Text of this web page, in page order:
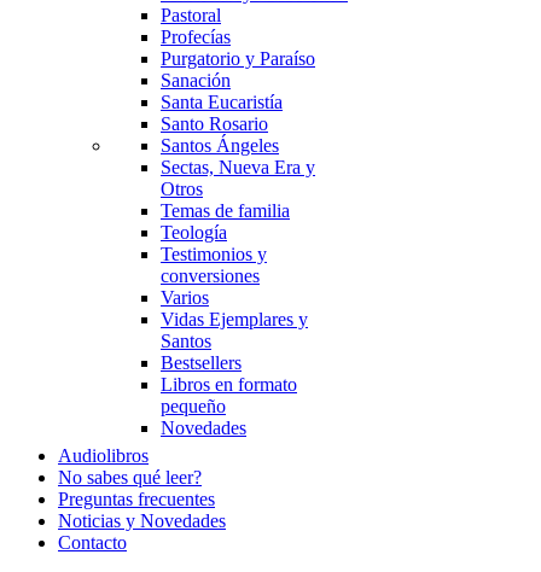
Pastoral
Profecías
Purgatorio y Paraíso
Sanación
Santa Eucaristía
Santo Rosario
Santos Ángeles
Sectas, Nueva Era y
Otros
Temas de familia
Teología
Testimonios y
conversiones
Varios
Vidas Ejemplares y
Santos
Bestsellers
Libros en formato
pequeño
Novedades
Audiolibros
No sabes qué leer?
Preguntas frecuentes
Noticias y Novedades
Contacto